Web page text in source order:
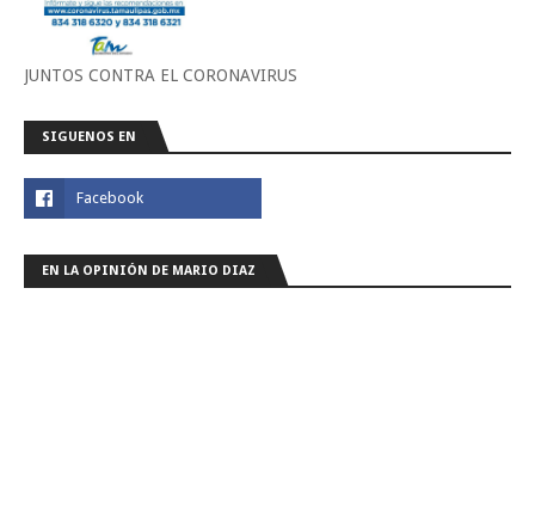
JUNTOS CONTRA EL CORONAVIRUS
SIGUENOS EN
EN LA OPINIÓN DE MARIO DIAZ